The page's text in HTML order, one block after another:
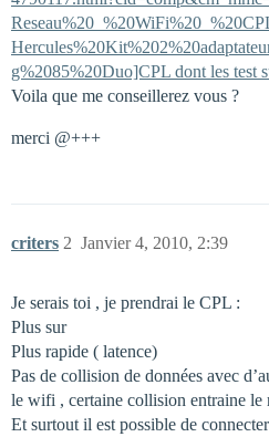
g%2085%20Duo]CPL dont les test
Voila que me conseillerez vous ?
merci @+++
criters Janvier 4, 2010, 2:39
2
Je serais toi , je prendrai le CPL :
Plus sur
Plus rapide ( latence)
Pas de collision de données avec
le wifi , certaine collision entraine le
Et surtout il est possible de